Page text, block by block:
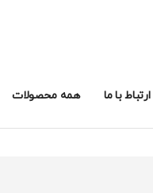
ارتباط با ما همه محصولات